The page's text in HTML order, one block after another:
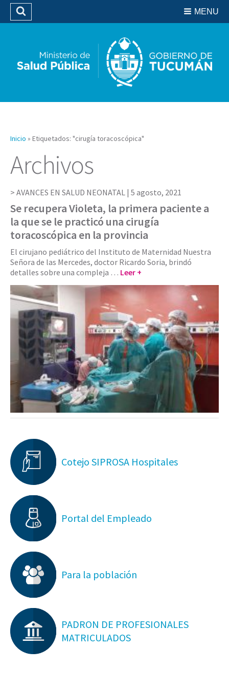
Biblioteca
MENU
Buscar
Inicio » Etiquetados: "cirugía toracoscópica"
Archivos
AVANCES EN SALUD NEONATAL | 5 agosto, 2021
Se recupera Violeta, la primera paciente a
la que se le practicó una cirugía
toracoscópica en la provincia
El cirujano pediátrico del Instituto de Maternidad Nuestra
Señora de las Mercedes, doctor Ricardo Soria, brindó
detalles sobre una compleja … Leer +
Cotejo SIPROSA Hospitales
Portal del Empleado
Para la población
PADRON DE PROFESIONALES
MATRICULADOS